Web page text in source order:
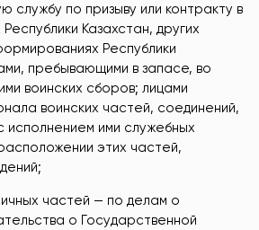
службу по призыву или контракту в
Казахстан, других
Республики
пребывающими в запасе, во
воинских сборов; лицами
воинских частей, соединений,
исполнением ими служебных
этих частей,
частей — по делам о
о Государственной